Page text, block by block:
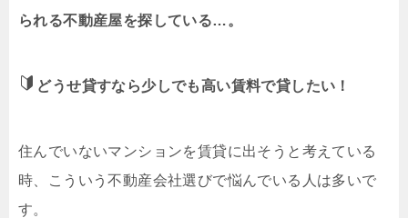
られる不動産屋を探している…。
どうせ貸すなら少しでも高い賃料で貸したい！
住んでいないマンションを賃貸に出そうと考えている
時、こういう不動産会社選びで悩んでいる人は多いで
す。